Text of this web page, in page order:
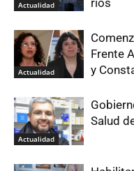
Actualidad
Actualidad
Frente
y
Actualidad
Salud